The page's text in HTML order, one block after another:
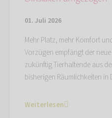
01. Juli 2026
Mehr Platz, mehr Komfort
Vorzügen empfängt der
zukünftig Tierhaltende aus
bisherigen Räumlichkeiten
Weiterlesen